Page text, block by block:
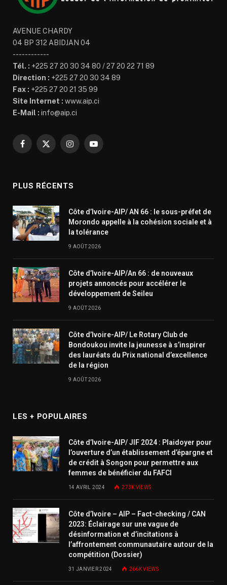
AVENUE CHARDY
04 BP 312 ABIDJAN 04
------------
Tél. : +225 27 20 30 34 80 / 27 20 22 71 89
Direction : +225 27 20 30 34 89
Fax : +225 27 20 21 35 99
Site Internet : www.aip.ci
E-Mail : info@aip.ci
Facebook
X
InstagramYouTube
PLUS RÉCENTS
Côte d’Ivoire-AIP/ AN 66 : le sous-préfet de
Morondo appelle à la cohésion sociale et à
la tolérance
9 AOÛT 2026
Côte d’Ivoire-AIP/An 66 : de nouveaux
projets annoncés pour accélérer le
développement de Seileu
9 AOÛT 2026
Côte d’Ivoire-AIP/ Le Rotary Club de
Bondoukou invite la jeunesse à s’inspirer
des lauréats du Prix national d’excellence
de la région
9 AOÛT 2026
LES + POPULAIRES
Côte d’Ivoire-AIP/ JIF 2024 : Plaidoyer pour
l’ouverture d’un établissement d’épargne et
de crédit à Songon pour permettre aux
femmes de bénéficier du FAFCI
14 AVRIL 2024 273K VIEWS
Côte d’Ivoire – AIP – Fact-checking / CAN
2023: Éclairage sur une vague de
désinformation et d’incitations à
l’affrontement communautaire autour de la
compétition (Dossier)
31 JANVIER 2024 266KVIEWS